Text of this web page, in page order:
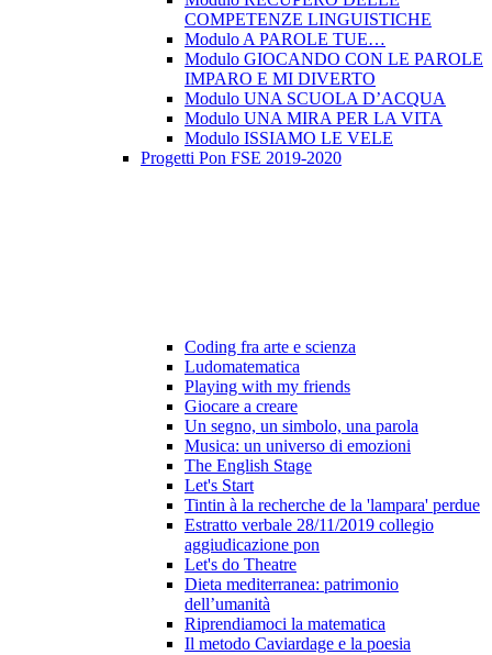
COMPETENZE LINGUISTICHE
Modulo A PAROLE TUE…
Modulo GIOCANDO CON LE PAROLE
IMPARO E MI DIVERTO
Modulo UNA SCUOLA D’ACQUA
Modulo UNA MIRA PER LA VITA
Modulo ISSIAMO LE VELE
Progetti Pon FSE 2019-2020
Coding fra arte e scienza
Ludomatematica
Playing with my friends
Giocare a creare
Un segno, un simbolo, una parola
Musica: un universo di emozioni
The English Stage
Let's Start
Tintin à la recherche de la 'lampara' perdue
Estratto verbale 28/11/2019 collegio
aggiudicazione pon
Let's do Theatre
Dieta mediterranea: patrimonio
dell’umanità
Riprendiamoci la matematica
Il metodo Caviardage e la poesia